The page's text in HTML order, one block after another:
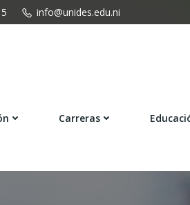
info@unides.edu.ni
Carreras